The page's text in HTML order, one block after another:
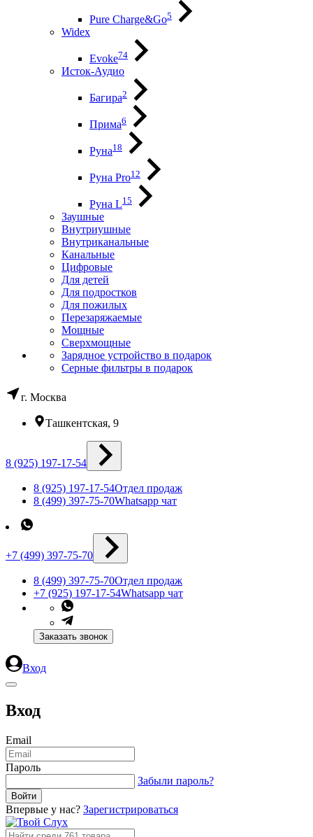
Pure Charge&Go5
Widex
Evoke74
Исток-Аудио
Багира2
Прима6
Руна18
Руна Pro12
Руна L15
Заушные
Внутриушные
Внутриканальные
Канальные
Цифровые
Для детей
Для подростков
Для пожилых
Перезаряжаемые
Мощные
Сверхмощные
Зарядное устройство в подарок
Серные фильтры в подарок
г. Москва
Ташкентская, 9
8 (925) 197-17-54
8 (925) 197-17-54Отдел продаж
8 (499) 397-75-70Whatsapp чат
+7 (499) 397-75-70
8 (499) 397-75-70Отдел продаж
+7 (925) 197-17-54Whatsapp чат
Заказать звонок
Вход
Вход
Email
Пароль
Забыли пароль?
Впервые у нас? Зарегистрироваться